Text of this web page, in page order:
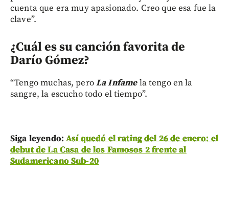
cuenta que era muy apasionado. Creo que esa fue la
clave”.
¿Cuál es su canción favorita de
Darío Gómez?
“Tengo muchas, peroLa Infamela tengo en la
sangre, la escucho todo el tiempo”.
Siga leyendo: Así quedó el rating del 26 de enero: el
debut de La Casa de los Famosos 2 frente al
Sudamericano Sub-20